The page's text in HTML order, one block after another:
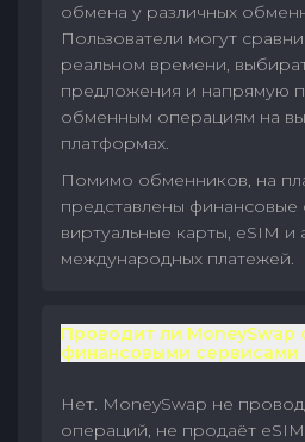
обмена у различных
Пользователи могут
реальном времени,
предложения и напрямую
обменным операциям на
платформах.
Помимо обменников, на
представлены
виртуальные карты, eSIM и
международных платежей.
Проводит ли MoneySwap
финансовыми сервисами
Нет. MoneySwap не
операций, не продаёт